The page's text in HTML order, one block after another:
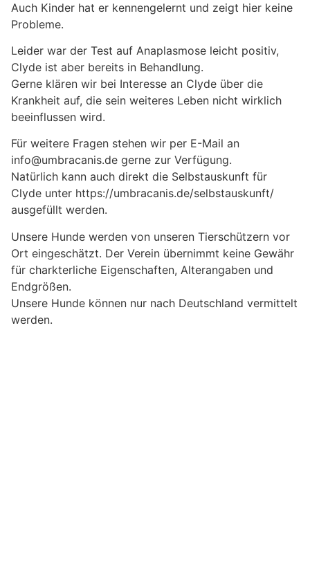
Auch Kinder hat er kennengelernt und zeigt hier keine
Probleme.
Leider war der Test auf Anaplasmose leicht positiv,
Clyde ist aber bereits in Behandlung.
Gerne klären wir bei Interesse an Clyde über die
Krankheit auf, die sein weiteres Leben nicht wirklich
beeinflussen wird.
Für weitere Fragen stehen wir per E-Mail an
info@umbracanis.de gerne zur Verfügung.
Natürlich kann auch direkt die Selbstauskunft für
Clyde unter https://umbracanis.de/selbstauskunft/
ausgefüllt werden.
Unsere Hunde werden von unseren Tierschützern vor
Ort eingeschätzt. Der Verein übernimmt keine Gewähr
für charkterliche Eigenschaften, Alterangaben und
Endgrößen.
Unsere Hunde können nur nach Deutschland vermittelt
werden.